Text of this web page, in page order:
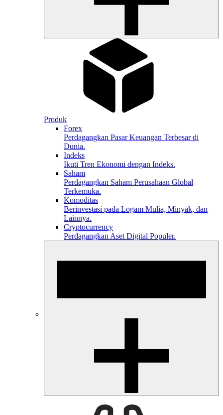
Produk
Forex
Perdagangkan Pasar Keuangan Terbesar di
Dunia.
Indeks
Ikuti Tren Ekonomi dengan Indeks.
Saham
Perdagangkan Saham Perusahaan Global
Terkemuka.
Komoditas
Berinvestasi pada Logam Mulia, Minyak, dan
Lainnya.
Cryptocurrency
Perdagangkan Aset Digital Populer.